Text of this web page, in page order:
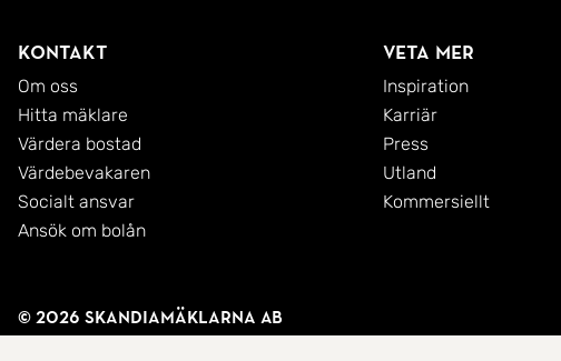
Kontakt
Om oss
Hitta mäklare
Värdera bostad
Värdebevakaren
Socialt ansvar
Ansök om bolån
Veta mer
Inspiration
Karriär
Press
Utland
Kommersiellt
© 2026 SkandiaMäklarna AB